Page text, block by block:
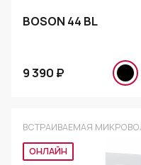
BOSON 44 BL
9 390 ₽
ВСТРАИВАЕМАЯ
ОНЛАЙН